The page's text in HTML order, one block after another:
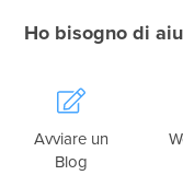
Ho bisogno di
Avviare un
Blog